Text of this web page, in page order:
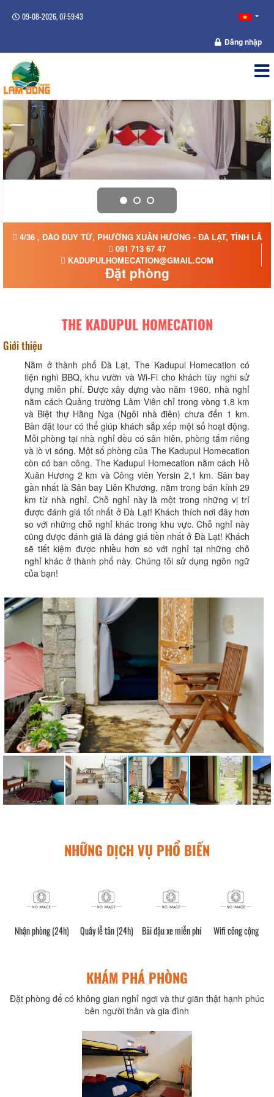
09-08-2026, 07:59:43
Đăng nhập
4/36 , ĐÀO DUY TỪ, PHƯỜNG XUÂN HƯƠNG - ĐÀ LẠT, TỈNH LÂM
091 713 67 47
KADUPULHOMECATION@GMAIL.COM
Đặt phòng
THE KADUPUL HOMECATION
Giới thiệu
Nằm ở thành phố Đà Lạt, The Kadupul Homecation có
tiện nghi BBQ, khu vườn và Wi-Fi cho khách tùy nghi sử
dụng miễn phí. Được xây dựng vào năm 1960, nhà nghỉ
nằm cách Quảng trường Lâm Viên chỉ trong vòng 1,8 km
và Biệt thự Hằng Nga (Ngôi nhà điên) chưa đến 1 km.
Bàn đặt tour có thể giúp khách sắp xếp một số hoạt động.
Mỗi phòng tại nhà nghỉ đều có sân hiên, phòng tắm riêng
và lò vi sóng. Một số phòng của The Kadupul Homecation
còn có ban công. The Kadupul Homecation nằm cách Hồ
Xuân Hương 2 km và Công viên Yersin 2,1 km. Sân bay
gần nhất là Sân bay Liên Khương, nằm trong bán kính 29
km từ nhà nghỉ. Chỗ nghỉ này là một trong những vị trí
được đánh giá tốt nhất ở Đà Lạt! Khách thích nơi đây hơn
so với những chỗ nghỉ khác trong khu vực. Chỗ nghỉ này
cũng được đánh giá là đáng giá tiền nhất ở Đà Lạt! Khách
sẽ tiết kiệm được nhiều hơn so với nghỉ tại những chỗ
nghỉ khác ở thành phố này. Chúng tôi sử dụng ngôn ngữ
của bạn!
NHỮNG DỊCH VỤ PHỔ BIẾN
Nhận phòng (24h) Quầy lễ tân (24h) Bãi đậu xe miễn phí Wifi công cộng
KHÁM PHÁ PHÒNG
Đặt phòng để có không gian nghỉ ngơi và thư giãn thật hạnh phúc
bên người thân và gia đình